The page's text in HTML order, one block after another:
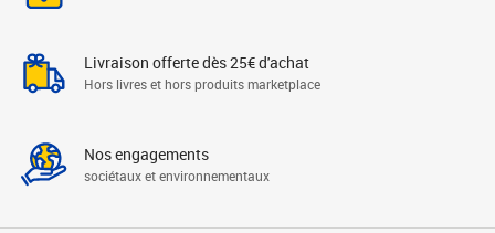
Livraison offerte dès 25€ d'achat
Hors livres et hors produits marketplace
Nos engagements
sociétaux et environnementaux